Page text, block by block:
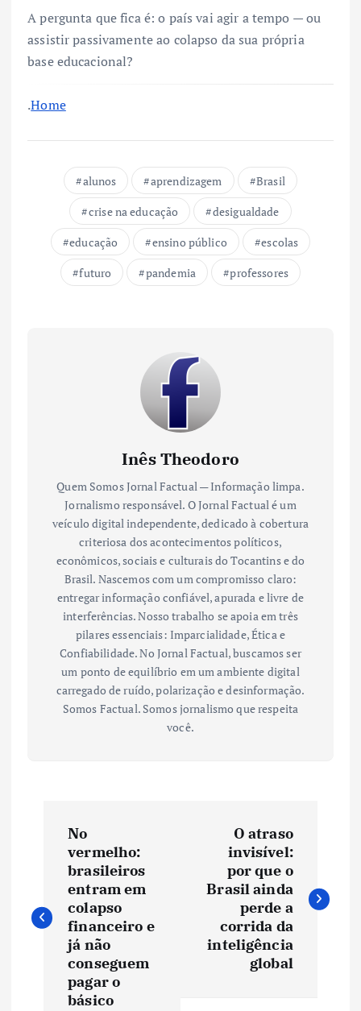
A pergunta que fica é: o país vai agir a tempo — ou
assistir passivamente ao colapso da sua própria
base educacional?
.Home
alunos aprendizagem
Brasil
crise na educação
desigualdade
educação
ensino público
escolas
futuro
pandemia professores
Inês Theodoro
Quem Somos Jornal Factual — Informação limpa.
Jornalismo responsável. O Jornal Factual é um
veículo digital independente, dedicado à cobertura
criteriosa dos acontecimentos políticos,
econômicos, sociais e culturais do Tocantins e do
Brasil. Nascemos com um compromisso claro:
entregar informação confiável, apurada e livre de
interferências. Nosso trabalho se apoia em três
pilares essenciais: Imparcialidade, Ética e
Confiabilidade. No Jornal Factual, buscamos ser
um ponto de equilíbrio em um ambiente digital
carregado de ruído, polarização e desinformação.
Somos Factual. Somos jornalismo que respeita
você.
v
e
No
vermelho:
brasileiros
entram em
colapso
financeiro e
já não
conseguem
pagar o
básico
O atraso
invisível:
por que o
Brasil ainda
perde a
corrida da
inteligência
global